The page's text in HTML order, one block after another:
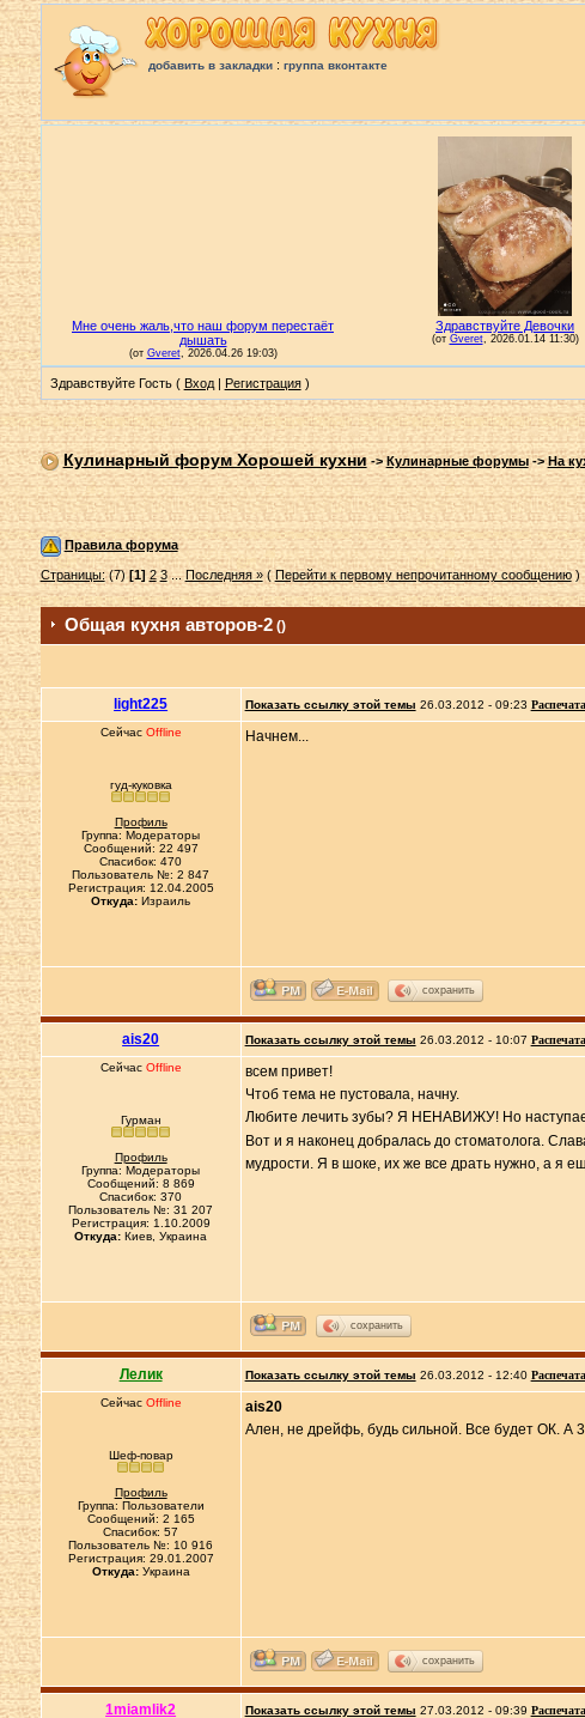
добавить в закладки: группа вконтакте
Здравствуйте Гость ( Вход| Регистрация)
Кулинарный форум Хорошей кухни->Кулинарные форумы->На
Правила форума
Страницы:(7)[1] 2 3...Последняя »(Перейти к первому непрочитанному сообщению)
Общая кухня авторов-2()
light225 Показать ссылку этой темы 26.03.2012 - 09:23
Сейчас Offline
гуд-куковка
Профиль
Группа: Модераторы
Сообщений: 22 497
Спасибок: 470
Пользователь №: 2 847
Регистрация: 12.04.2005
Откуда: Израиль
Начнем...
сохранить
ais20 Показать ссылку этой темы 26.03.2012 - 10:07
Сейчас Offline
Гурман
Профиль
Группа: Модераторы
Сообщений: 8 869
Спасибок: 370
Пользователь №: 31 207
Регистрация: 1.10.2009
Откуда: Киев, Украина
всем привет!
Чтоб тема не пустовала, начну.
Любите лечить зубы? Я НЕНАВИЖУ! Но
Вот и я наконец добралась до стоматолога.
мудрости. Я в шоке, их же все драть нужно, а я
сохранить
Лелик Показать ссылку этой темы 26.03.2012 - 12:40
Сейчас Offline
Шеф-повар
Профиль
Группа: Пользователи
Сообщений: 2 165
Спасибок: 57
Пользователь №: 10 916
Регистрация: 29.01.2007
Откуда:Украина
ais20
Ален, не дрейфь, будь сильной. Все будет ОК. А
сохранить
1miamlik2 Показать ссылку этой темы 27.03.2012 - 09:39